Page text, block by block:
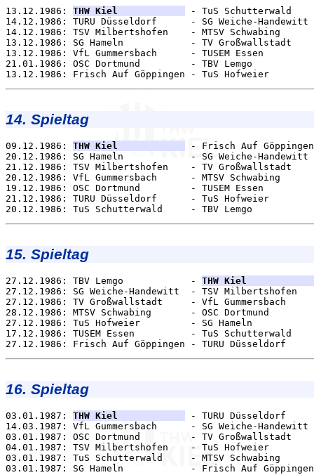
13.12.1986: THW Kiel
- TuS
14.12.1986: TURU Düsseldorf      - SG Weiche-
14.12.1986: TSV Milbertshofen    - MTSV
13.12.1986: SG Hameln            - TV
13.12.1986: VfL Gummersbach      - TUSEM
21.01.1986: OSC Dortmund         - TBV Lemgo
14. Spieltag
09.12.1986: THW Kiel
- Frisch Auf
20.12.1986: SG Hameln            - SG Weiche-
21.12.1986: TSV Milbertshofen    - TV
20.12.1986: VfL Gummersbach      - MTSV
19.12.1986: OSC Dortmund         - TUSEM
21.12.1986: TURU Düsseldorf      - TuS
15. Spieltag
27.12.1986: TBV Lemgo            - THW Kiel
27.12.1986: SG Weiche-Handewitt  - TSV
27.12.1986: TV Großwallstadt     - VfL
28.12.1986: MTSV Schwabing       - OSC
27.12.1986: TuS Hofweier         - SG Hameln
17.12.1986: TUSEM Essen          - TuS
16. Spieltag
03.01.1987: THW Kiel
- TURU
14.03.1987: VfL Gummersbach      - SG Weiche-
03.01.1987: OSC Dortmund         - TV
04.01.1987: TSV Milbertshofen    - TuS
03.01.1987: TuS Schutterwald     - MTSV
03.01.1987: SG Hameln            - Frisch Auf